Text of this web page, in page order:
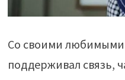
Со своими любимыми
поддерживал связь,